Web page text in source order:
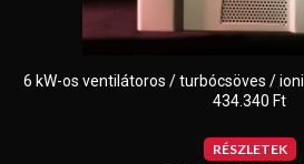
6 kW-os ventilátoros / turbócsöves /
434.340 Ft
RÉSZLETEK